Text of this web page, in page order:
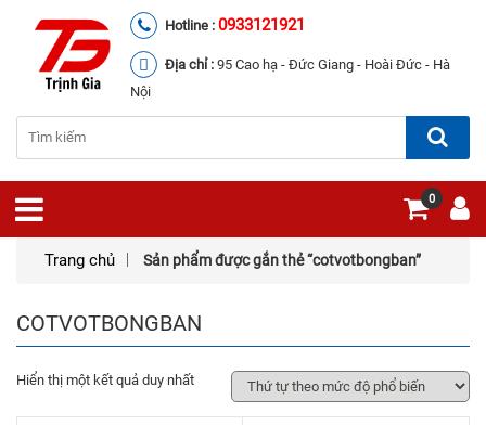
Hotline : 0933121921
Địa chỉ : 95 Cao hạ - Đức Giang - Hoài Đức - Hà
Nội
0
Trang chủ Sản phẩm được gắn thẻ “cotvotbongban”
COTVOTBONGBAN
Hiển thị một kết quả duy nhất